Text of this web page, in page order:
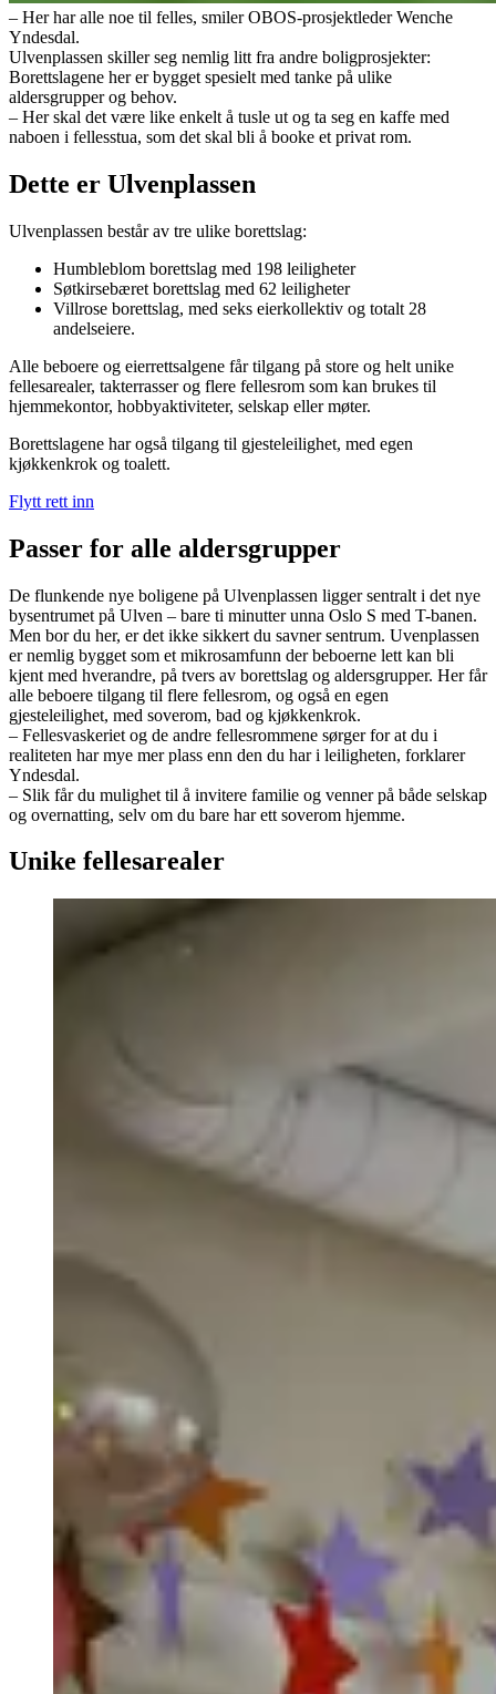
– Her har alle noe til felles, smiler OBOS-prosjektleder Wenche
Yndesdal.
Ulvenplassen skiller seg nemlig litt fra andre boligprosjekter:
Borettslagene her er bygget spesielt med tanke på ulike
aldersgrupper og behov.
– Her skal det være like enkelt å tusle ut og ta seg en kaffe med
naboen i fellesstua, som det skal bli å booke et privat rom.
Dette er Ulvenplassen
Ulvenplassen består av tre ulike borettslag:
Humbleblom borettslag med 198 leiligheter
Søtkirsebæret borettslag med 62 leiligheter
Villrose borettslag, med seks eierkollektiv og totalt 28
andelseiere.
Alle beboere og eierrettsalgene får tilgang på store og helt unike
fellesarealer, takterrasser og flere fellesrom som kan brukes til
hjemmekontor, hobbyaktiviteter, selskap eller møter.
Borettslagene har også tilgang til gjesteleilighet, med egen
kjøkkenkrok og toalett.
Flytt rett inn
Passer for alle aldersgrupper
De flunkende nye boligene på Ulvenplassen ligger sentralt i det nye
bysentrumet på Ulven – bare ti minutter unna Oslo S med T-banen.
Men bor du her, er det ikke sikkert du savner sentrum. Uvenplassen
er nemlig bygget som et mikrosamfunn der beboerne lett kan bli
kjent med hverandre, på tvers av borettslag og aldersgrupper. Her får
alle beboere tilgang til flere fellesrom, og også en egen
gjesteleilighet, med soverom, bad og kjøkkenkrok.
– Fellesvaskeriet og de andre fellesrommene sørger for at du i
realiteten har mye mer plass enn den du har i leiligheten, forklarer
Yndesdal.
– Slik får du mulighet til å invitere familie og venner på både selskap
og overnatting, selv om du bare har ett soverom hjemme.
Unike fellesarealer